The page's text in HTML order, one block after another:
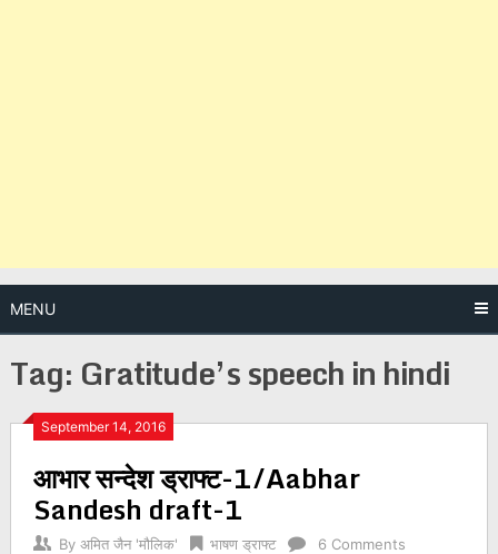
MENU
Tag: Gratitude’s speech in hindi
September 14, 2016
आभार सन्देश ड्राफ्ट-1/Aabhar
Sandesh draft-1
By अमित जैन 'मौलिक' भाषण ड्राफ्ट 6 Comments
Posts
navigation